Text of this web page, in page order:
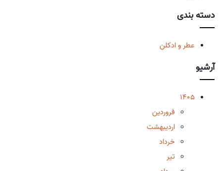
دسته بندی
عطر و ادکلن
آرشیو
1405
فروردین
اردیبهشت
خرداد
تیر